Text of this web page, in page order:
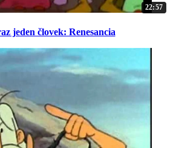
22:57
jeden človek: Renesancia